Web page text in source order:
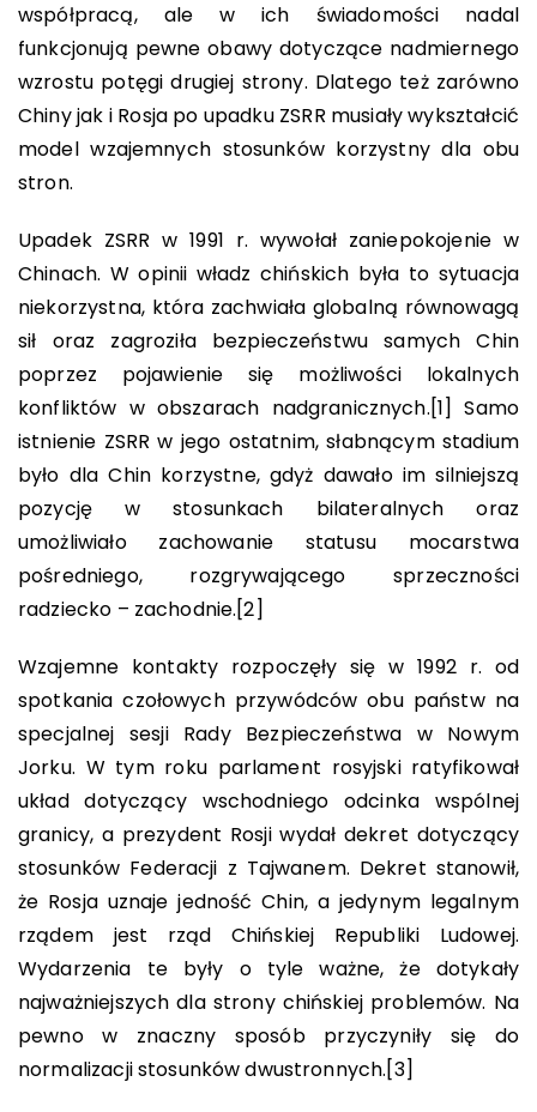
współpracą, ale w ich świadomości nadal
funkcjonują pewne obawy dotyczące nadmiernego
wzrostu potęgi drugiej strony. Dlatego też zarówno
Chiny jak i Rosja po upadku ZSRR musiały wykształcić
model wzajemnych stosunków korzystny dla obu
stron.
Upadek ZSRR w 1991 r. wywołał zaniepokojenie w
Chinach. W opinii władz chińskich była to sytuacja
niekorzystna, która zachwiała globalną równowagą
sił oraz zagroziła bezpieczeństwu samych Chin
poprzez pojawienie się możliwości lokalnych
konfliktów w obszarach nadgranicznych.[1] Samo
istnienie ZSRR w jego ostatnim, słabnącym stadium
było dla Chin korzystne, gdyż dawało im silniejszą
pozycję w stosunkach bilateralnych oraz
umożliwiało zachowanie statusu mocarstwa
pośredniego, rozgrywającego sprzeczności
radziecko – zachodnie.[2]
Wzajemne kontakty rozpoczęły się w 1992 r. od
spotkania czołowych przywódców obu państw na
specjalnej sesji Rady Bezpieczeństwa w Nowym
Jorku. W tym roku parlament rosyjski ratyfikował
układ dotyczący wschodniego odcinka wspólnej
granicy, a prezydent Rosji wydał dekret dotyczący
stosunków Federacji z Tajwanem. Dekret stanowił,
że Rosja uznaje jedność Chin, a jedynym legalnym
rządem jest rząd Chińskiej Republiki Ludowej.
Wydarzenia te były o tyle ważne, że dotykały
najważniejszych dla strony chińskiej problemów. Na
pewno w znaczny sposób przyczyniły się do
normalizacji stosunków dwustronnych.[3]